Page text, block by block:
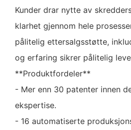
Kunder drar nytte av
klarhet gjennom hele
pålitelig ettersalgsstøtte,
og erfaring sikrer pålitelig
**Produktfordeler**
- Mer enn 30 patenter innen
ekspertise.
- 16 automatiserte